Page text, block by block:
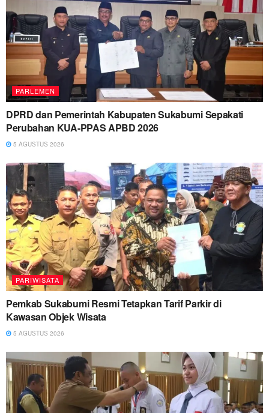
PARLEMEN
DPRD dan Pemerintah Kabupaten Sukabumi Sepakati
Perubahan KUA-PPAS APBD 2026
5 AGUSTUS 2026
PARIWISATA
Pemkab Sukabumi Resmi Tetapkan Tarif Parkir di
Kawasan Objek Wisata
5 AGUSTUS 2026